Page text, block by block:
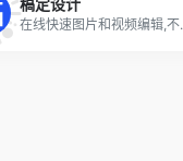
稿定设计
在线快速图片和视频编辑,不会PS